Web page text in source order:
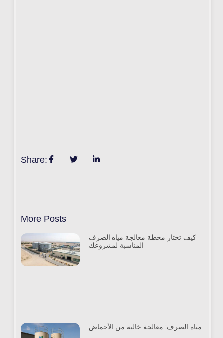
Share:
More Posts
كيف تختار محطة معالجة مياه الصرف
المناسبة لمشروعك
مياه الصرف: معالجة خالية من الأحماض